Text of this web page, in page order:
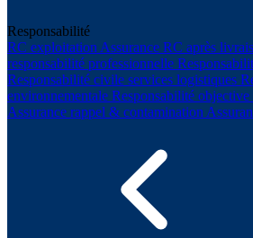
Responsabilité
RC exploitation Assurance RC après
responsabilité professionnelle
Responsabilité civile services logistiques
environnementale Responsabilité
Assurance rappel & contamination